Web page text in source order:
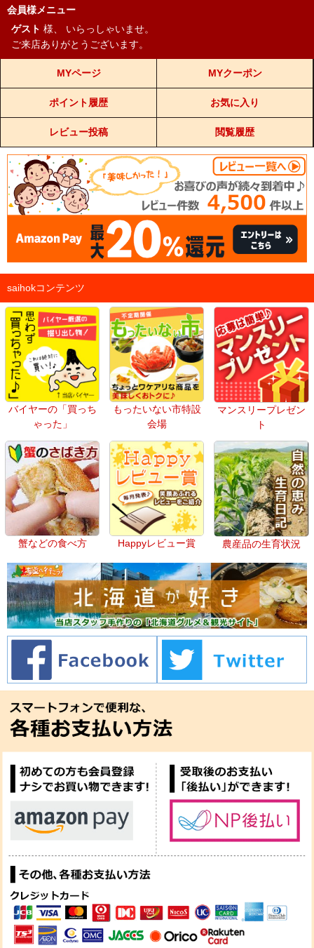
会員様メニュー
ゲスト 様、
いらっしゃいませ。
ご来店ありがとうございます。
MYページ MYクーポン
ポイント履歴 お気に入り
レビュー投稿 閲覧履歴
saihokコンテンツ
バイヤーの「買っち
ゃった」
もったいない市特設
会場
マンスリープレゼン
ト
蟹などの食べ方 Happyレビュー賞 農産品の生育状況